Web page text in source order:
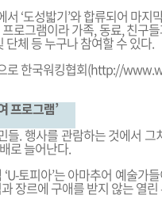
‘도성밟기’와 합류되어 마지
로그램이라 가족, 동료, 친구
단체 등 누구나 참여할 수 있다.
로 한국워킹협회(http://
프로그램’
. 행사를 관람하는 것에서 그
로 늘어난다.
토피아’는 아마추어 예술가
장르에 구애를 받지 않는 열